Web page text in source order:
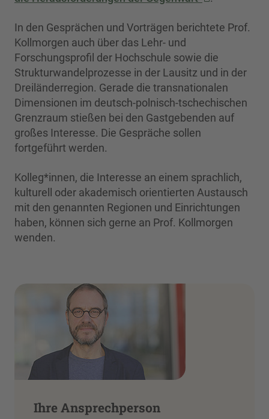
In den Gesprächen und Vorträgen berichtete Prof.
Kollmorgen auch über das Lehr- und
Forschungsprofil der Hochschule sowie die
Strukturwandelprozesse in der Lausitz und in der
Dreiländerregion. Gerade die transnationalen
Dimensionen im deutsch-polnisch-tschechischen
Grenzraum stießen bei den Gastgebenden auf
großes Interesse. Die Gespräche sollen
fortgeführt werden.
Kolleg*innen, die Interesse an einem sprachlich,
kulturell oder akademisch orientierten Austausch
mit den genannten Regionen und Einrichtungen
haben, können sich gerne an Prof. Kollmorgen
wenden.
Ihre Ansprechperson